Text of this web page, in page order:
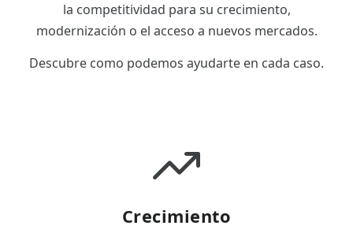
la competitividad para su crecimiento,
modernización o el acceso a nuevos mercados.
Descubre como podemos ayudarte en cada caso.
Crecimiento